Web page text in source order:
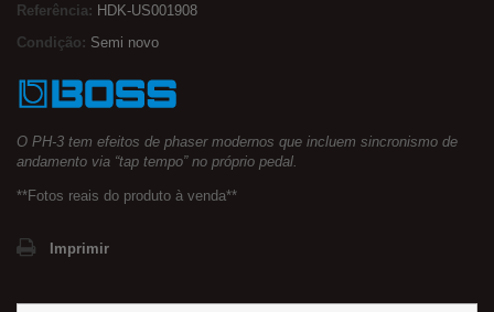
Referência: HDK-US001908
Condição: Semi novo
O PH-3 tem efeitos de phaser modernos que incluem sincronismo de
andamento via “tap tempo” no próprio pedal.
**Fotos reais do produto à venda**
Imprimir